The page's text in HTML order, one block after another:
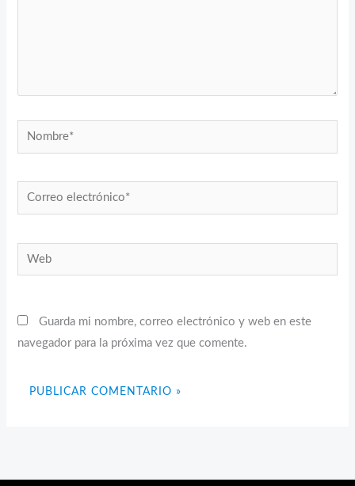
Nombre*
Correo
electrónico*
Web
Guarda mi nombre, correo electrónico y web en este
navegador para la próxima vez que comente.